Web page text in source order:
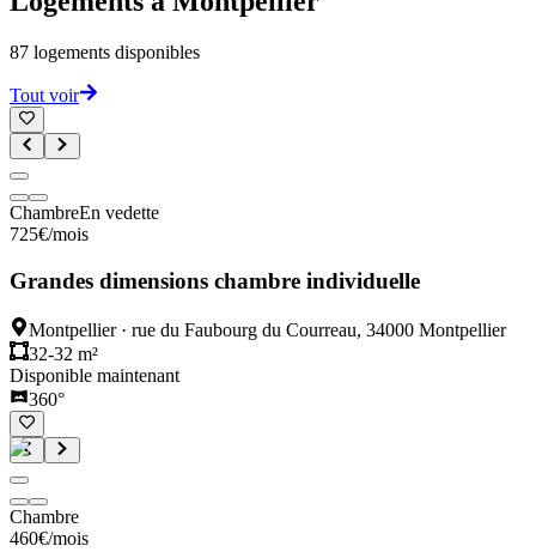
87 logements disponibles
Tout voir
ChambreEn vedette
725€/mois
Grandes dimensions chambre individuelle
Montpellier· rue du Faubourg du Courreau, 34000 Montpellier
32-32 m²
Disponible maintenant
360°
Chambre
460€/mois